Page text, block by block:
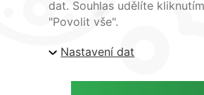
| ARTlighting.cz, Komenského 427
dat. Souhlas udělíte
"Povolit vše".
Nastavení dat